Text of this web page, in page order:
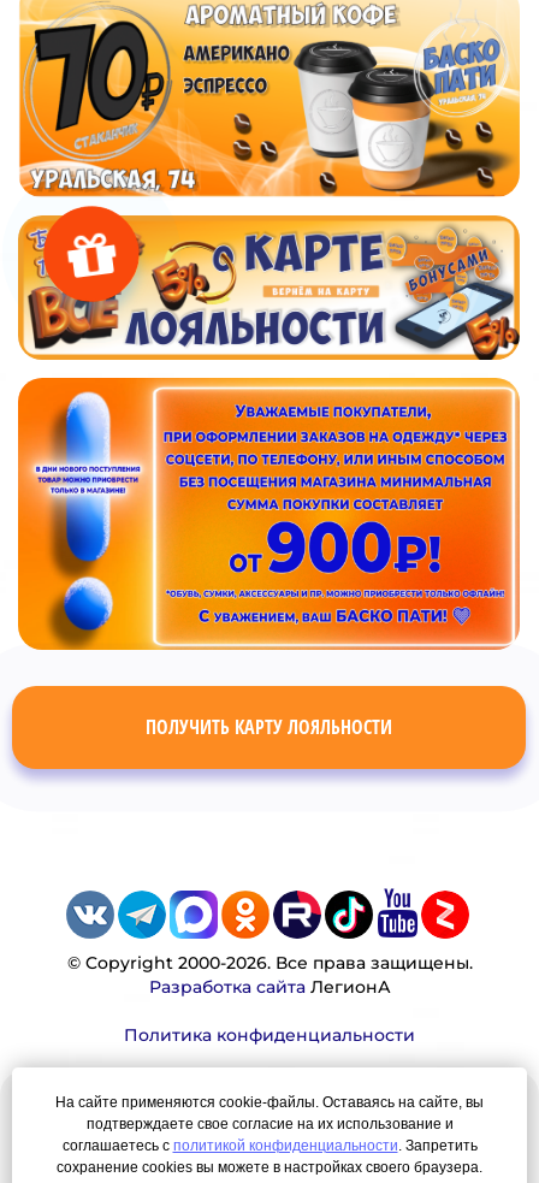
ПОЛУЧИТЬ КАРТУ ЛОЯЛЬНОСТИ
© Copyright 2000-2026. Все права защищены.
Разработка сайтаЛегионА
Политика конфиденциальности
Наша миссия:
Мы — честно, много, давно продаем вещи,
На сайте применяются cookie-файлы. Оставаясь на сайте, вы
подтверждаете свое согласие на их использование и
соглашаетесь с политикой конфиденциальности. Запретить
сохранение cookies вы можете в настройках своего браузера.